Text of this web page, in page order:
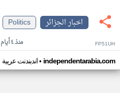
اخبار الجزائر
Politics
منذ ٤ أيام FP51UH
اندبندنت عربية• independentarabia.com